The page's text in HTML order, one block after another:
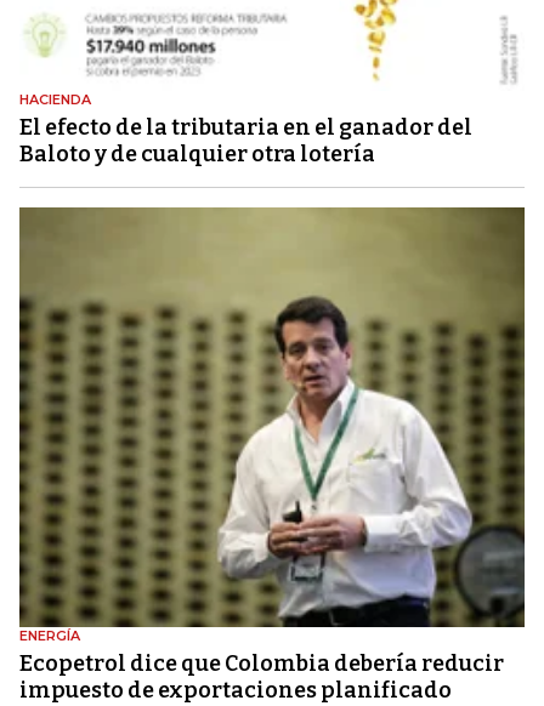
HACIENDA
El efecto de la tributaria en el ganador del
Baloto y de cualquier otra lotería
ENERGÍA
Ecopetrol dice que Colombia debería reducir
impuesto de exportaciones planificado